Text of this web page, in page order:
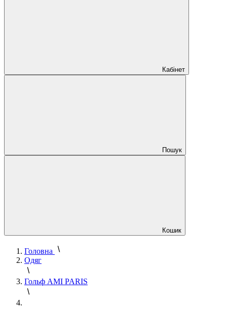
Кабінет
Пошук
Кошик
Головна
Одяг
Гольф AMI PARIS